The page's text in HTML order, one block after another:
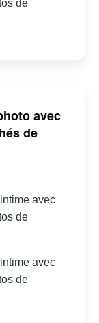
de
avec
de
avec
de
avec
de